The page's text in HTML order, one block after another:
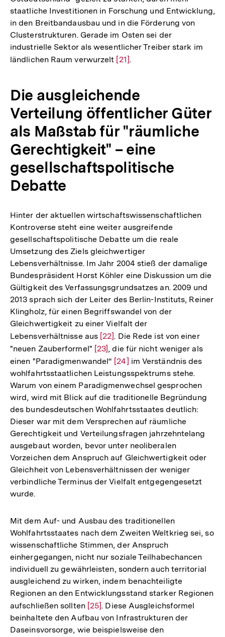
staatliche Investitionen in Forschung und Entwicklung,
in den Breitbandausbau und in die Förderung von
Clusterstrukturen. Gerade im Osten sei der
industrielle Sektor als wesentlicher Treiber stark im
ländlichen Raum verwurzelt Zur
Fußnote
[21].
Die ausgleichende
Verteilung öffentlicher Güter
als Maßstab für "räumliche
Gerechtigkeit" – eine
gesellschaftspolitische
Debatte
Hinter der aktuellen wirtschaftswissenschaftlichen
Kontroverse steht eine weiter ausgreifende
gesellschaftspolitische Debatte um die reale
Umsetzung des Ziels gleichwertiger
Lebensverhältnisse. Im Jahr 2004 stieß der damalige
Bundespräsident Horst Köhler eine Diskussion um die
Gültigkeit des Verfassungsgrundsatzes an. 2009 und
2013 sprach sich der Leiter des Berlin-Instituts, Reiner
Klingholz, für einen Begriffswandel von der
Gleichwertigkeit zu einer Vielfalt der
Lebensverhältnisse aus Zur
Auflösung
der
Fußnote
[22]. Die Rede ist von einer
"neuen Zauberformel" Zur
Auflösung
der
Fußnote
[23] , die für nicht weniger als
einen "Paradigmenwandel“ Zur
Auflösung
der
Fußnote
[24] im Verständnis des
wohlfahrtsstaatlichen Leistungsspektrums stehe.
Warum von einem Paradigmenwechsel gesprochen
wird, wird mit Blick auf die traditionelle Begründung
des bundesdeutschen Wohlfahrtsstaates deutlich:
Dieser war mit dem Versprechen auf räumliche
Gerechtigkeit und Verteilungsfragen jahrzehntelang
ausgebaut worden, bevor unter neoliberalen
Vorzeichen dem Anspruch auf Gleichwertigkeit oder
Gleichheit von Lebensverhältnissen der weniger
verbindliche Terminus der Vielfalt entgegengesetzt
wurde.
Mit dem Auf- und Ausbau des traditionellen
Wohlfahrtsstaates nach dem Zweiten Weltkrieg sei, so
wissenschaftliche Stimmen, der Anspruch
einhergegangen, nicht nur soziale Teilhabechancen
individuell zu gewährleisten, sondern auch territorial
ausgleichend zu wirken, indem benachteiligte
Regionen an den Entwicklungsstand starker Regionen
aufschließen sollten Zur
Auflösung
der
[25]. Diese Ausgleichsformel
beinhaltete den Aufbau von Infrastrukturen der
Daseinsvorsorge, wie beispielsweise den